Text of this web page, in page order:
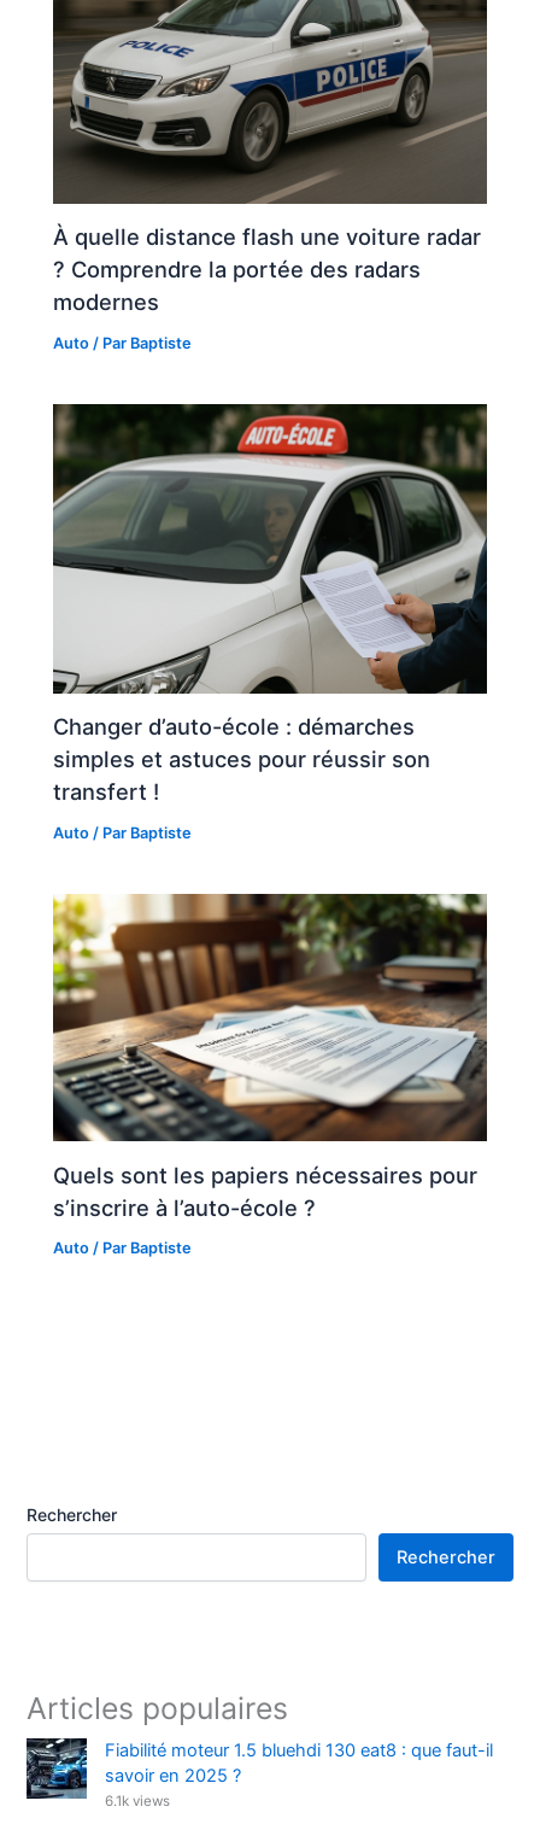
À quelle distance flash une voiture radar
? Comprendre la portée des radars
modernes
Auto / Par Baptiste
Changer d’auto-école : démarches
simples et astuces pour réussir son
transfert !
Auto / Par Baptiste
Quels sont les papiers nécessaires pour
s’inscrire à l’auto-école ?
Auto / Par Baptiste
Rechercher
Rechercher
Articles populaires
Fiabilité moteur 1.5 bluehdi 130 eat8 : que faut-il
savoir en 2025 ?
6.1k views